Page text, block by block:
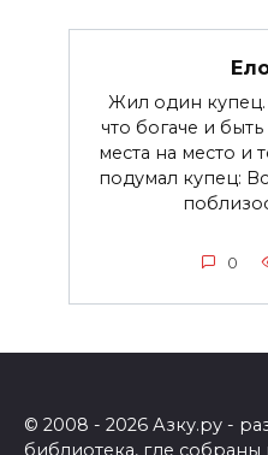
Жил один купец.
что богаче и
места на место и
подумал купец:
0
© 2008 - 2026 Азку.ру -
библиотека, где